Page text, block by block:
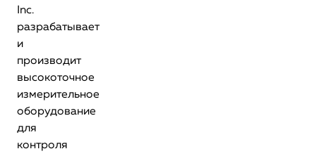
Inc.
разрабатывает
и
производит
высокоточное
измерительное
оборудование
для
контроля